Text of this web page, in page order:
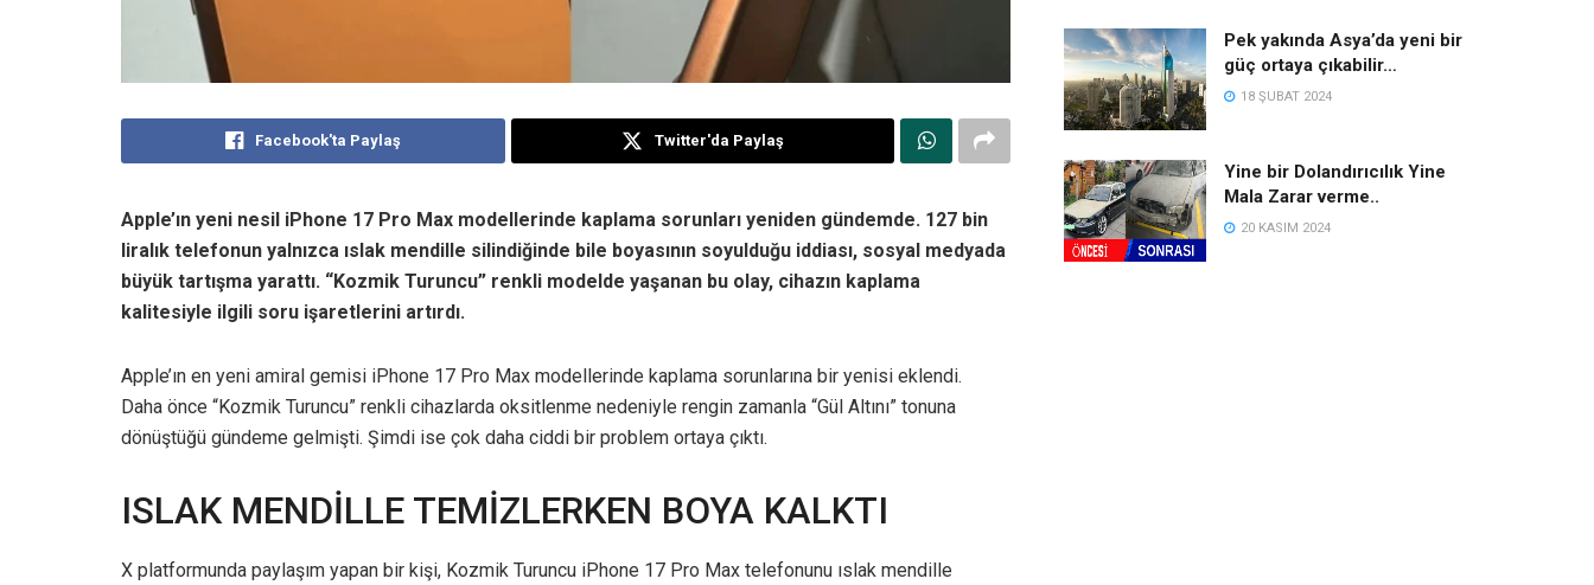
Facebook'ta Paylaş Twitter'da Paylaş
Apple’ın yeni nesil iPhone 17 Pro Max modellerinde kaplama sorunları yeniden gündemde. 127 bin
liralık telefonun yalnızca ıslak mendille silindiğinde bile boyasının soyulduğu iddiası, sosyal medyada
büyük tartışma yarattı. “Kozmik Turuncu” renkli modelde yaşanan bu olay, cihazın kaplama
kalitesiyle ilgili soru işaretlerini artırdı.
Apple’ın en yeni amiral gemisi iPhone 17 Pro Max modellerinde kaplama sorunlarına bir yenisi eklendi.
Daha önce “Kozmik Turuncu” renkli cihazlarda oksitlenme nedeniyle rengin zamanla “Gül Altını” tonuna
dönüştüğü gündeme gelmişti. Şimdi ise çok daha ciddi bir problem ortaya çıktı.
ISLAK MENDİLLE TEMİZLERKEN BOYA KALKTI
X platformunda paylaşım yapan bir kişi, Kozmik Turuncu iPhone 17 Pro Max telefonunu ıslak mendille
Pek yakında Asya’da yeni bir
güç ortaya çıkabilir…
18 ŞUBAT 2024
Yine bir Dolandırıcılık Yine
Mala Zarar verme..
20 KASIM 2024